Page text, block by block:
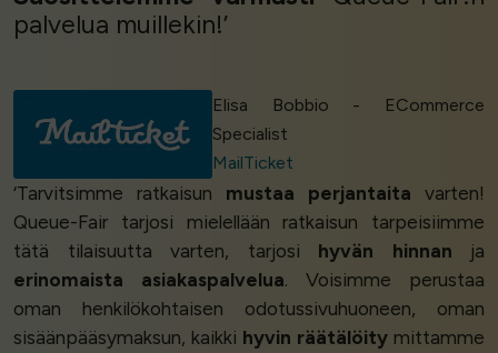
palvelua muillekin!’
Elisa Bobbio - ECommerce
Specialist
MailTicket
‘Tarvitsimme ratkaisun mustaa perjantaita varten!
Queue-Fair tarjosi mielellään ratkaisun tarpeisiimme
tätä tilaisuutta varten, tarjosi hyvän hinnan ja
erinomaista asiakaspalvelua. Voisimme perustaa
oman henkilökohtaisen odotussivuhuoneen, oman
sisäänpääsymaksun, kaikki hyvin räätälöity mittamme